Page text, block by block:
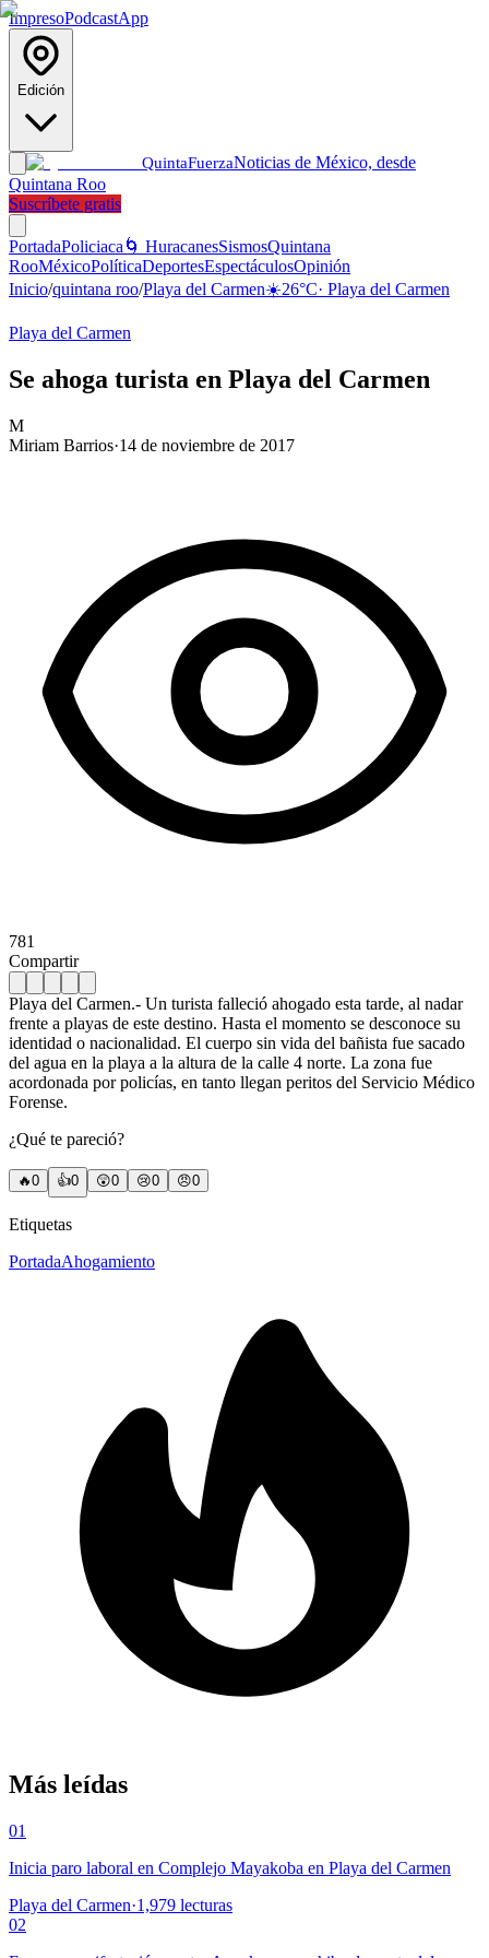
ImpresoPodcastApp
Edición
QuintaFuerzaNoticias de México, desde
Quintana Roo
Suscríbete gratis
PortadaPoliciaca 🌀 HuracanesSismosQuintana
RooMéxicoPolíticaDeportesEspectáculosOpinión
Inicio/quintana roo/Playa del Carmen☀️26°C· Playa del Carmen
Playa del Carmen
Se ahoga turista en Playa del Carmen
M
Miriam Barrios·14 de noviembre de 2017
781
Compartir
Playa del Carmen.- Un turista falleció ahogado esta tarde, al nadar
frente a playas de este destino. Hasta el momento se desconoce su
identidad o nacionalidad. El cuerpo sin vida del bañista fue sacado
del agua en la playa a la altura de la calle 4 norte. La zona fue
acordonada por policías, en tanto llegan peritos del Servicio Médico
Forense.
¿Qué te pareció?
🔥0 👍0 😲0 😢0 😠0
Etiquetas
PortadaAhogamiento
Más leídas
01
Inicia paro laboral en Complejo Mayakoba en Playa del Carmen
Playa del Carmen·1,979 lecturas
02